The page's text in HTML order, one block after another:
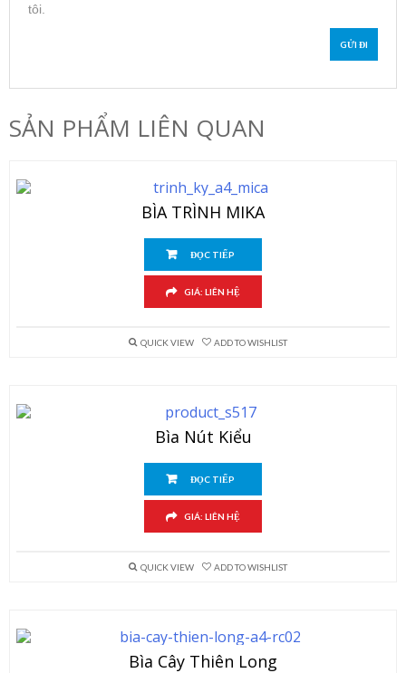
tôi.
SẢN PHẨM LIÊN QUAN
BÌA TRÌNH MIKA
ĐỌC TIẾP
GIÁ: LIÊN HỆ
QUICK VIEW ADD TO WISHLIST
Bìa Nút Kiểu
ĐỌC TIẾP
GIÁ: LIÊN HỆ
QUICK VIEW ADD TO WISHLIST
Bìa Cây Thiên Long